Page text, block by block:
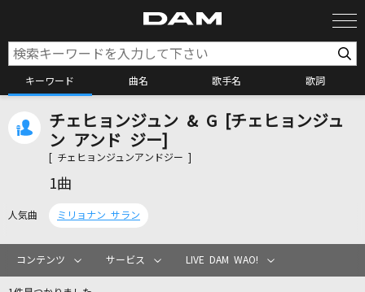
キーワード 曲名 歌手名 歌詞
カラオケ検索
チェヒョンジュン & G [チェヒョンジュ
ン アンド ジー]
[ チェヒョンジュンアンドジー ]
1曲
人気曲 ミリョナン サラン
コンテンツ サービス LIVE DAM WAO!